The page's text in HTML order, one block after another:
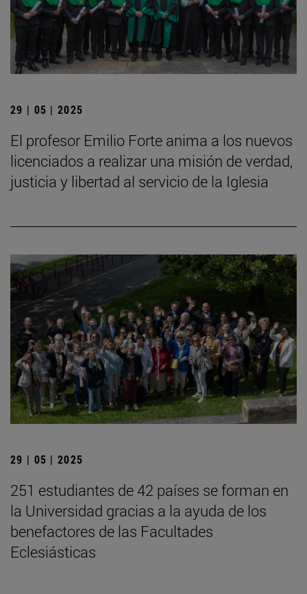
29 | 05 | 2025
El profesor Emilio Forte anima a los nuevos
licenciados a realizar una misión de verdad,
justicia y libertad al servicio de la Iglesia
29 | 05 | 2025
251 estudiantes de 42 países se forman en
la Universidad gracias a la ayuda de los
benefactores de las Facultades
Eclesiásticas